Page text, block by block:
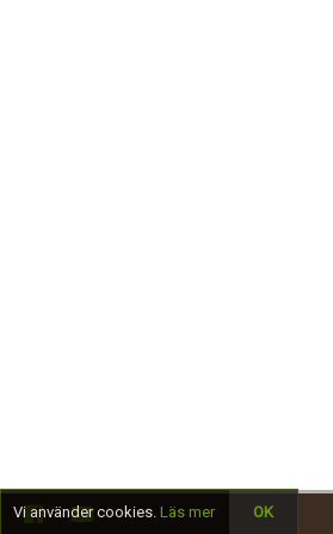
Vi använder cookies. Läs mer OK